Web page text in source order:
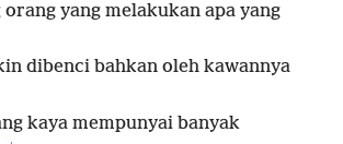
orang yang melakukan apa yang
dibenci bahkan oleh kawannya
kaya mempunyai banyak